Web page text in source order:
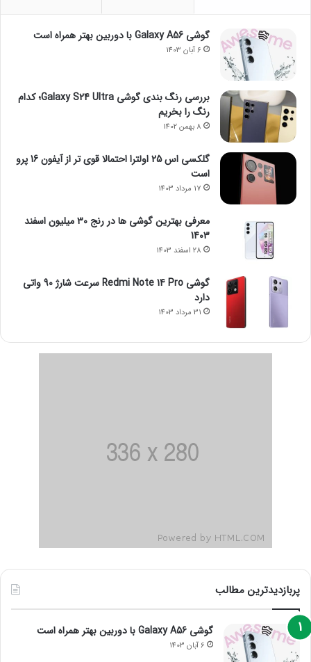
گوشی Galaxy A56 با دوربین بهتر همراه است
6 آبان 1403
بررسی رنگ بندی گوشی Galaxy S24 Ultra؛ کدام
رنگ را بخریم
8 بهمن 1402
گلکسی اس 25 اولترا احتمالا قوی تر از آیفون 16 پرو
است
17 مرداد 1403
معرفی بهترین گوشی ها در رنج ۳۰ میلیون اسفند
1403
28 اسفند 1403
گوشی Redmi Note 14 Pro سرعت شارژ 90 واتی
دارد
31 مرداد 1403
پربازدیدترین مطالب
گوشی Galaxy A56 با دوربین بهتر همراه است
6 آبان 1403